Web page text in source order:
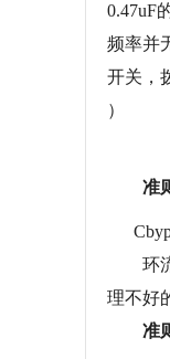
0.47uF
频率并
开关，
）
准
环
理不好
准